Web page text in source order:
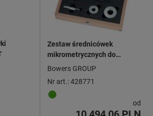
Zestaw średnicówek
mikrometrycznych do
szybkich pomiarów XTL,
Bowers GROUP
Nr art.: 428771
od